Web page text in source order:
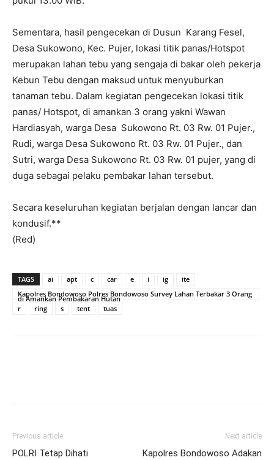
Sementara, hasil pengecekan di Dusun Karang Fesel,
Desa Sukowono, Kec. Pujer, lokasi titik panas/Hotspot
merupakan lahan tebu yang sengaja di bakar oleh pekerja
Kebun Tebu dengan maksud untuk menyuburkan
tanaman tebu. Dalam kegiatan pengecekan lokasi titik
panas/ Hotspot, di amankan 3 orang yakni Wawan
Hardiasyah, warga Desa Sukowono Rt. 03 Rw. 01 Pujer.,
Rudi, warga Desa Sukowono Rt. 03 Rw. 01 Pujer., dan
Sutri, warga Desa Sukowono Rt. 03 Rw. 01 pujer, yang di
duga sebagai pelaku pembakar lahan tersebut.
Secara keseluruhan kegiatan berjalan dengan lancar dan
kondusif.**
(Red)
TAGS ai apt c car e i ig
ite
Kapolres Bondowoso Polres Bondowoso Survey Lahan Terbakar 3 Orang
di Amankan Pembakaran Hutan
r
ring s tent tuas
Previous article
POLRI Tetap Dihati
Next article
Kapolres Bondowoso Adakan